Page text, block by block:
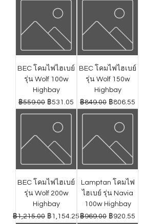
BEC โคมไฟไฮเบย์
รุ่น Wolf 100w
Highbay
ราคาปกติ
฿559.00 ราคาขายลด
฿531.05
BEC โคมไฟไฮเบย์
รุ่น Wolf 150w
Highbay
ราคาปกติ
฿849.00 ราคาขายลด
฿806.55
BEC โคมไฟไฮเบย์
รุ่น Wolf 200w
Highbay
ราคาปกติ
฿1,215.00 ราคาขายลด
฿1,154.25
Lamptan โคมไฟ
ไฮเบย์ รุ่น Navia
100w Highbay
ราคาปกติ
฿969.00 ราคาขายลด
฿920.55